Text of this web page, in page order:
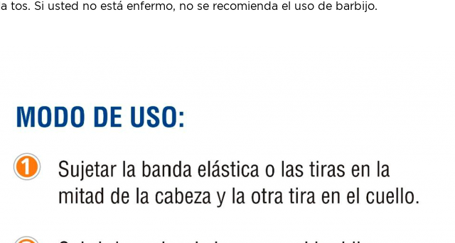
la tos. Si usted no está enfermo, no se recomienda el uso de barbijo.